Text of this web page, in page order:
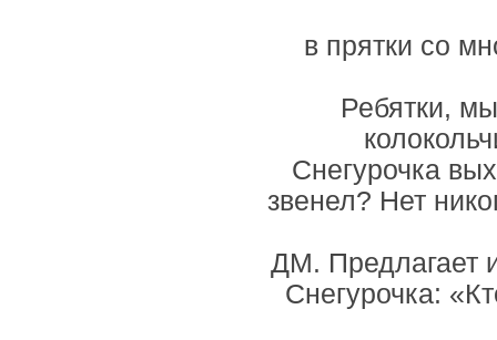
в прятки со
Ребятки,
Снегурочка
звенел? Нет
ДМ. Предлагает
Снегурочка: